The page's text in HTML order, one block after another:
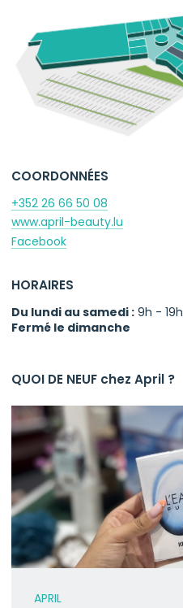
COORDONNÉES
+352 26 66 50 08
www.april-beauty.lu
Facebook
HORAIRES
Du lundi au samedi : 9h - 19h
Fermé le dimanche
QUOI DE NEUF chez April ?
APRIL